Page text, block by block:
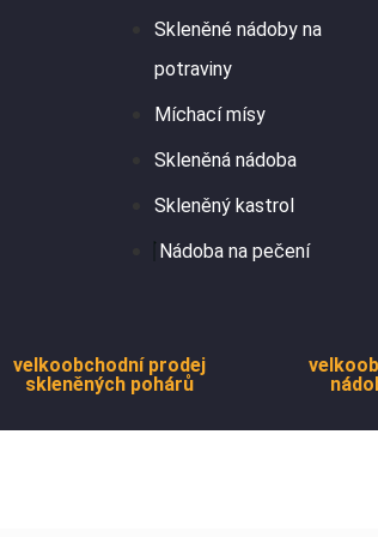
Skleněné nádoby na
potraviny
Míchací mísy
Skleněná nádoba
Skleněný kastrol
Nádoba na pečení
velkoobchodní prodej
skleněných pohárů